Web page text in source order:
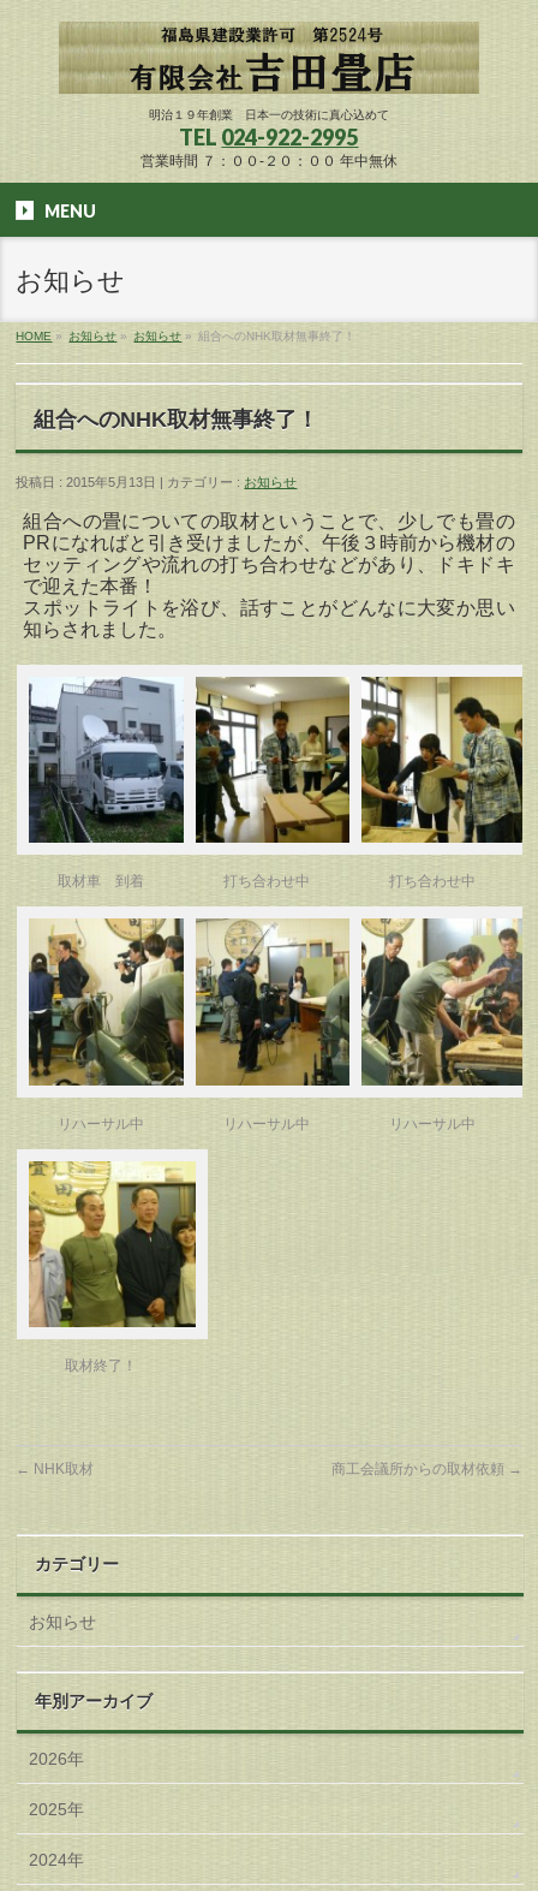
明治１９年創業 日本一の技術に真心込めて
TEL 024-922-2995
営業時間 ７：００-２０：００ 年中無休
MENU
お知らせ
HOME » お知らせ » お知らせ » 組合へのNHK取材無事終了！
組合へのNHK取材無事終了！
投稿日 : 2015年5月13日 | カテゴリー : お知らせ
組合への畳についての取材ということで、少しでも畳の
PRになればと引き受けましたが、午後３時前から機材の
セッティングや流れの打ち合わせなどがあり、ドキドキ
で迎えた本番！
スポットライトを浴び、話すことがどんなに大変か思い
知らされました。
取材車 到着 打ち合わせ中 打ち合わせ中
リハーサル中 リハーサル中 リハーサル中
取材終了！
← NHK取材 商工会議所からの取材依頼 →
カテゴリー
お知らせ
年別アーカイブ
2026年
2025年
2024年